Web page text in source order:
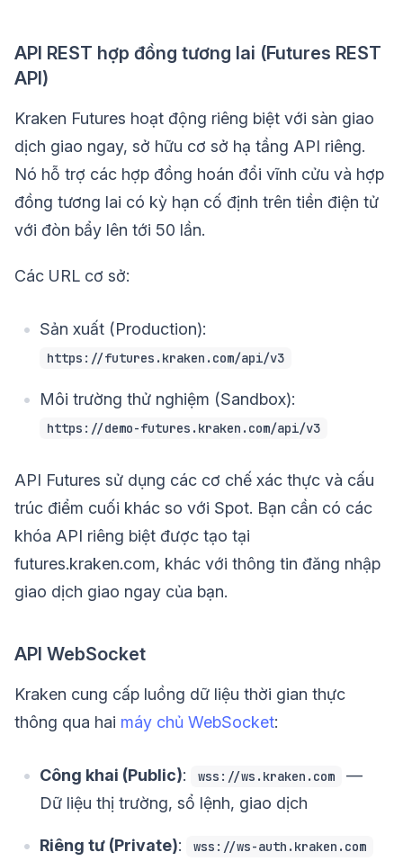
API REST hợp đồng tương lai (Futures REST
API)
Kraken Futures hoạt động riêng biệt với sàn giao
dịch giao ngay, sở hữu cơ sở hạ tầng API riêng.
Nó hỗ trợ các hợp đồng hoán đổi vĩnh cửu và hợp
đồng tương lai có kỳ hạn cố định trên tiền điện tử
với đòn bẩy lên tới 50 lần.
Các URL cơ sở:
Sản xuất (Production):
https://futures.kraken.com/api/v3
Môi trường thử nghiệm (Sandbox):
https://demo-futures.kraken.com/api/v3
API Futures sử dụng các cơ chế xác thực và cấu
trúc điểm cuối khác so với Spot. Bạn cần có các
khóa API riêng biệt được tạo tại
futures.kraken.com, khác với thông tin đăng nhập
giao dịch giao ngay của bạn.
API WebSocket
Kraken cung cấp luồng dữ liệu thời gian thực
thông qua hai máy chủ WebSocket:
Công khai (Public): wss://ws.kraken.com
—
Dữ liệu thị trường, sổ lệnh, giao dịch
Riêng tư (Private): wss://ws-auth.kraken.com